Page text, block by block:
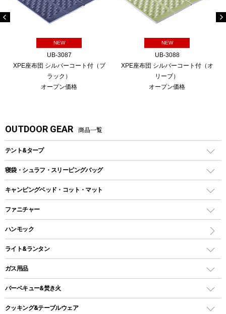
NEW
UB-3087
XPE座布団 シルバーコート付（ブ
ラック）
オープン価格
NEW
UB-3088
XPE座布団 シルバーコート付（オ
リーブ）
オープン価格
OUTDOOR GEAR 商品一覧
テント&タープ
テント
ツールームテント
ワンポールテント
シェルターテント
ロッジ型・オリジナルテント
タープ
寝袋・シュラフ・スリーピングバッグ
レクタングラー型（封筒型）シュラフ
インナーシュラフ
キャンピングベッド・コット・マット
キャンピングベッド・コット
インフレータブルマット
ファニチャー
アウトドアテーブル
レジャーシート
ハンモック
ライト&ランタン
LEDランタン
ガスランタン
オイルランタン
ガス用品
ガスバーナー
バーベキュー&焚き火
バーベキューコンロ、グリル
クッキング&テーブルウェア